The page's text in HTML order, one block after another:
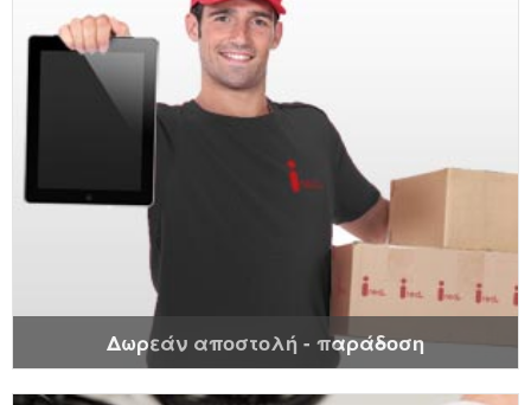
Δωρεάν αποστολή - παράδοση